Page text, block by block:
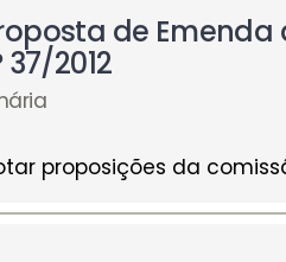
de Emenda
2012
proposições da